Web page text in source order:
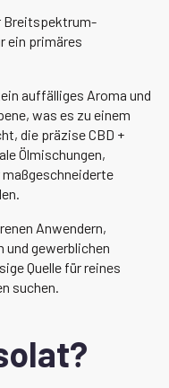
Breitspektrum-
ein primäres
auffälliges Aroma und
was es zu einem
die präzise CBD +
Ölmischungen,
Anwendern,
und gewerblichen
Quelle für reines
suchen.